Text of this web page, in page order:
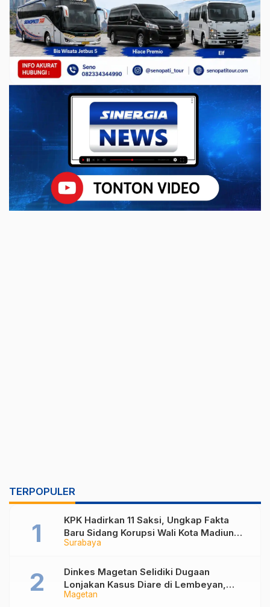
TERPOPULER
Surabaya
KPK Hadirkan 11 Saksi, Ungkap Fakta
Baru Sidang Korupsi Wali Kota Madiun
Nonaktif Maidi
Magetan
Dinkes Magetan Selidiki Dugaan
Lonjakan Kasus Diare di Lembeyan,
Lakukan Penyelidikan Epidemiologi